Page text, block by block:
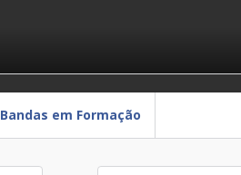
Bandas em Formação